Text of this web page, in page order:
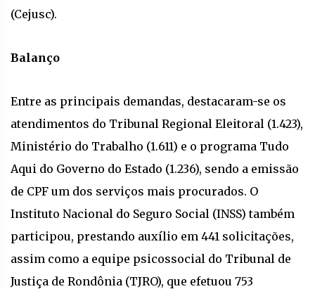
(Cejusc).
Balanço
Entre as principais demandas, destacaram-se os
atendimentos do Tribunal Regional Eleitoral (1.423),
Ministério do Trabalho (1.611) e o programa Tudo
Aqui do Governo do Estado (1.236), sendo a emissão
de CPF um dos serviços mais procurados. O
Instituto Nacional do Seguro Social (INSS) também
participou, prestando auxílio em 441 solicitações,
assim como a equipe psicossocial do Tribunal de
Justiça de Rondônia (TJRO), que efetuou 753